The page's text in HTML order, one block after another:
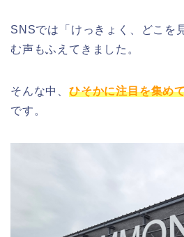
SNSでは「けっきょく、どこを
む声もふえてきました。
そんな中、 ひそかに注目を集め
です。